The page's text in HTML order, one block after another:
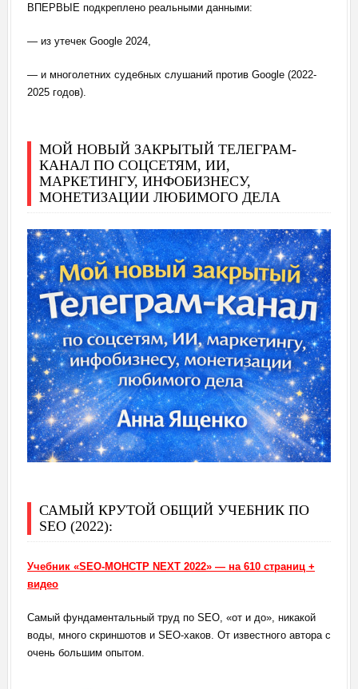
ВПЕРВЫЕ подкреплено реальными данными:
— из утечек Google 2024,
— и многолетних судебных слушаний против Google (2022-
2025 годов).
МОЙ НОВЫЙ ЗАКРЫТЫЙ ТЕЛЕГРАМ-
КАНАЛ ПО СОЦСЕТЯМ, ИИ,
МАРКЕТИНГУ, ИНФОБИЗНЕСУ,
МОНЕТИЗАЦИИ ЛЮБИМОГО ДЕЛА
САМЫЙ КРУТОЙ ОБЩИЙ УЧЕБНИК ПО
SEO (2022):
Учебник «SEO-МОНСТР NEXT 2022» — на 610 страниц +
видео
Самый фундаментальный труд по SEO, «от и до», никакой
воды, много скриншотов и SEO-хаков. От известного автора с
очень большим опытом.